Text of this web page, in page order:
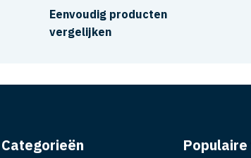
Eenvoudig producten
vergelijken
Categorieën